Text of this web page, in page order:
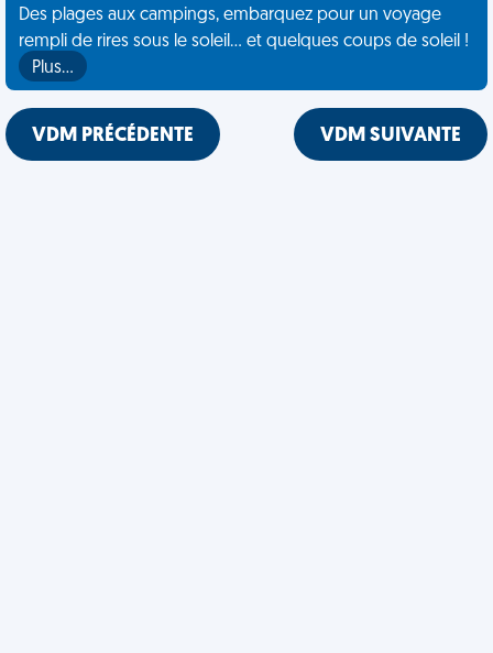
Des plages aux campings, embarquez pour un voyage
rempli de rires sous le soleil... et quelques coups de soleil !
Plus…
VDM PRÉCÉDENTE VDM SUIVANTE